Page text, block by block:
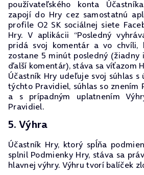
používateľského konta
zapojí do Hry cez samostatnú
profile O2 SK sociálnej siete
Hry. V aplikácii “Posledný
pridá svoj komentár a vo chvíli,
zostane 5 minút posledný (žiadny
ďalší komentár), stáva sa víťazom
Účastník Hry udeľuje svoj súhlas
týchto Pravidiel, súhlas so znením
a s prípadným uplatnením
Pravidiel.
5. Výhra
Účastník Hry, ktorý spĺňa
splnil Podmienky Hry, stáva sa
hlavnej výhry. Výhru tvorí balíček